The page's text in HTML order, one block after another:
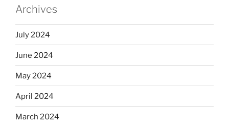
Archives
July 2024
June 2024
May 2024
April 2024
March 2024